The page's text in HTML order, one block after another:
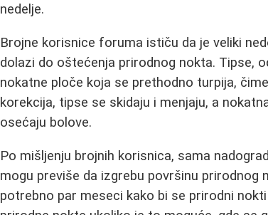
nedelje.
Brojne korisnice foruma ističu da je veliki
dolazi do oštećenja prirodnog nokta. Tipse,
nokatne ploče koja se prethodno turpija,
korekcija, tipse se skidaju i menjaju, a
osećaju bolove.
Po mišljenju brojnih korisnica, sama
mogu previše da izgrebu površinu prirodnog
potrebno par meseci kako bi se prirodni